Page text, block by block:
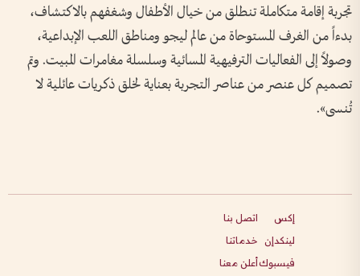
تجربة إقامة متكاملة تنطلق من خيال الأطفال وشغفهم بالاكتشاف،
بدءاً من الغرف المستوحاة من عالم ليجو ومناطق اللعب الإبداعية،
وصولاً إلى الفعاليات الترفيهية المسائية وسلسلة مغامرات المبيت. وتم
تصميم كل عنصر من عناصر التجربة بعناية لخلق ذكريات عائلية لا
تُنسى».
إكس
لينكدإن
فيسبوك
اتصل بنا
خدماتنا
أعلن معنا